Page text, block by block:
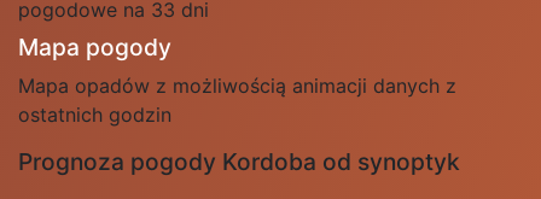
pogodowe na 33 dni
Mapa pogody
Mapa opadów z możliwością animacji danych z
ostatnich godzin
Prognoza pogody Kordoba od synoptyk